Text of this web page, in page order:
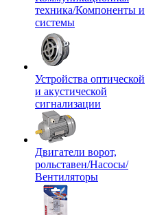
техника/Компоненты и
системы
Устройства оптической
и акустической
сигнализации
Двигатели ворот,
рольставен/Насосы/
Вентиляторы